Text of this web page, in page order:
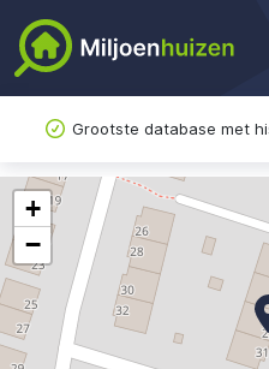
Grootste database met
+
−